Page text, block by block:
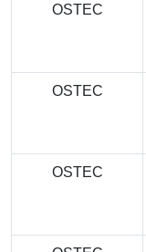
OSTEC
OSTEC
OSTEC